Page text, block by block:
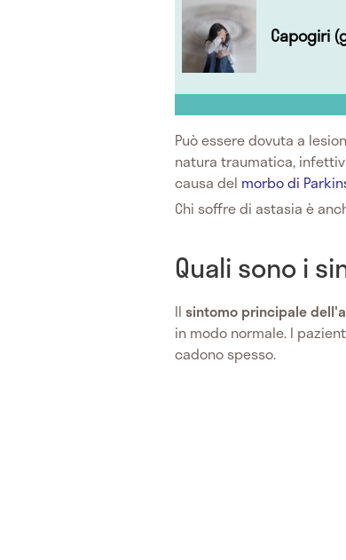
Capogiri
Può essere dovuta a
natura traumatica,
causa del morbo di
Chi soffre di astasia è
Quali sono i
Il sintomo principale
in modo normale. I
cadono spesso.